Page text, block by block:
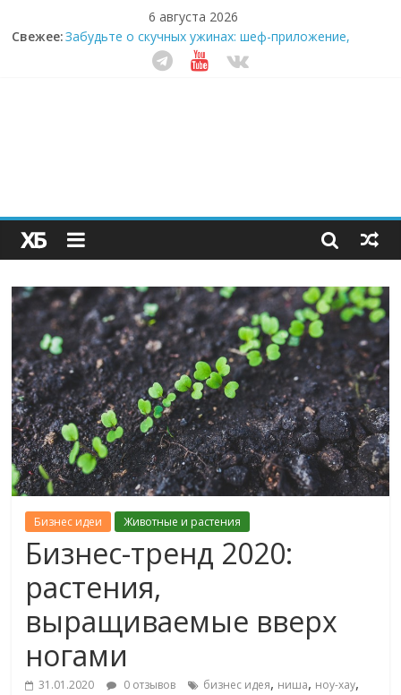
6 августа 2026
Свежее:
Секрет супергидратации: почему кокосовая вода с
пребиотиками становится главным трендом
здорового питания
Как простая наклейка заставляет миллионы людей
не забывать о самом важном креме этим летом
Бизнес идеи Животные и растения
Бизнес-тренд 2020:
растения,
выращиваемые вверх
ногами
31.01.2020 0 отзывов бизнес идея, ниша, ноу-хау,